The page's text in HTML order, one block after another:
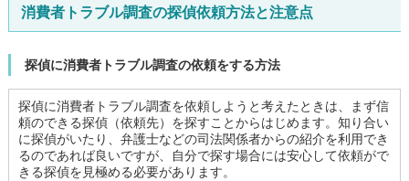
消費者トラブル調査の探偵依頼方法と注意点
探偵に消費者トラブル調査の依頼をする方法
探偵に消費者トラブル調査を依頼しようと考えたときは、まず信
頼のできる探偵（依頼先）を探すことからはじめます。知り合い
に探偵がいたり、弁護士などの司法関係者からの紹介を利用でき
るのであれば良いですが、自分で探す場合には安心して依頼がで
きる探偵を見極める必要があります。